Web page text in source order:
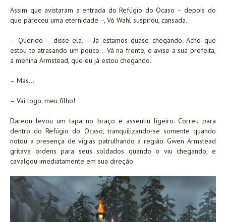
Assim que avistaram a entrada do Refúgio do Ocaso – depois do
que pareceu uma eternidade –, Vó Wahl suspirou, cansada.
– Querido – disse ela. – Já estamos quase chegando. Acho que
estou te atrasando um pouco… Vá na frente, e avise a sua prefeita,
a menina Armstead, que eu já estou chegando.
– Mas…
– Vai logo, meu filho!
Dareon levou um tapa no braço e assentiu ligeiro. Correu para
dentro do Refúgio do Ocaso, tranquilizando-se somente quando
notou a presença de vigias patrulhando a região. Gwen Armstead
gritava ordens para seus soldados quando o viu chegando, e
cavalgou imediatamente em sua direção.